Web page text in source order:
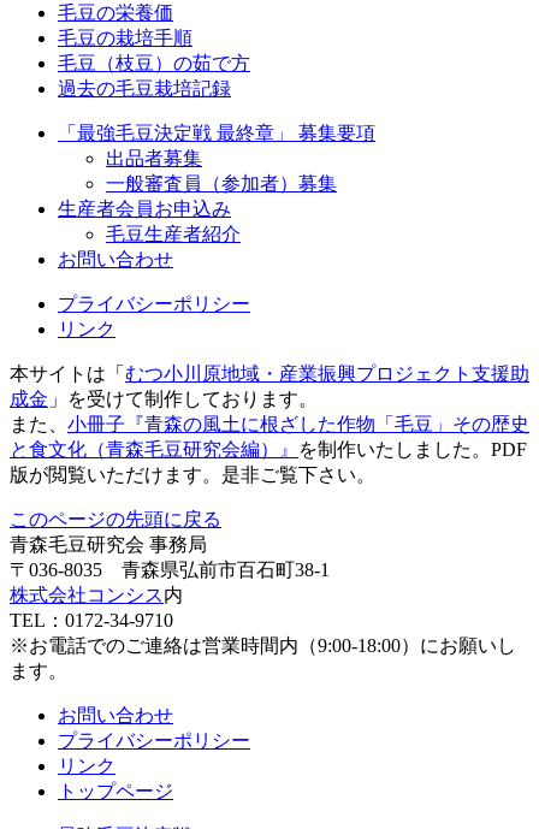
毛豆の栄養価
毛豆の栽培手順
毛豆（枝豆）の茹で方
過去の毛豆栽培記録
「最強毛豆決定戦 最終章」 募集要項
出品者募集
一般審査員（参加者）募集
生産者会員お申込み
毛豆生産者紹介
お問い合わせ
プライバシーポリシー
リンク
本サイトは「 むつ小川原地域・産業振興プロジェクト支援助
成金 」を受けて制作しております。
また、 小冊子『青森の風土に根ざした作物「毛豆」その歴史
と食文化（青森毛豆研究会編）』
を制作いたしました。PDF
版が閲覧いただけます。是非ご覧下さい。
このページの先頭に戻る
青森毛豆研究会 事務局
〒036-8035 青森県弘前市百石町38-1
株式会社コンシス内
TEL：0172-34-9710
※お電話でのご連絡は営業時間内（9:00-18:00）にお願いし
ます。
お問い合わせ
プライバシーポリシー
リンク
トップページ